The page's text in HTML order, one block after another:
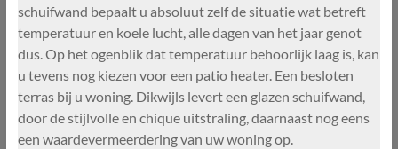
schuifwand bepaalt u absoluut zelf de situatie wat betreft
temperatuur en koele lucht, alle dagen van het jaar genot
dus. Op het ogenblik dat temperatuur behoorlijk laag is, kan
u tevens nog kiezen voor een patio heater. Een besloten
terras bij u woning. Dikwijls levert een glazen schuifwand,
door de stijlvolle en chique uitstraling, daarnaast nog eens
een waardevermeerdering van uw woning op.